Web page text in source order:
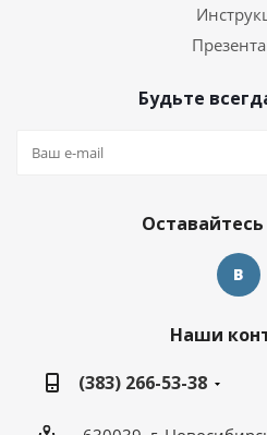
Будьте
Оставайтесь
Наши
(383) 266-53-38